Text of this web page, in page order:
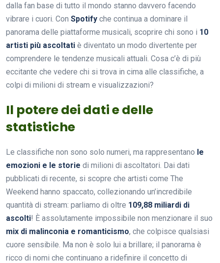
dalla fan base di tutto il mondo stanno davvero facendo
vibrare i cuori. Con Spotify che continua a dominare il
panorama delle piattaforme musicali, scoprire chi sono i 10
artisti più ascoltati è diventato un modo divertente per
comprendere le tendenze musicali attuali. Cosa c’è di più
eccitante che vedere chi si trova in cima alle classifiche, a
colpi di milioni di stream e visualizzazioni?
Il potere dei dati e delle
statistiche
Le classifiche non sono solo numeri, ma rappresentano le
emozioni e le storie di milioni di ascoltatori. Dai dati
pubblicati di recente, si scopre che artisti come The
Weekend hanno spaccato, collezionando un’incredibile
quantità di stream: parliamo di oltre 109,88 miliardi di
ascolti! È assolutamente impossibile non menzionare il suo
mix di malinconia e romanticismo, che colpisce qualsiasi
cuore sensibile. Ma non è solo lui a brillare; il panorama è
ricco di nomi che continuano a ridefinire il concetto di